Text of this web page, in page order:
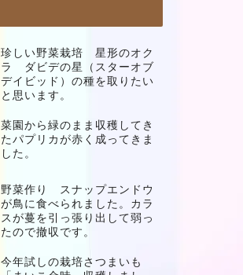
珍しい野菜栽培 星形のオク
ラ ダビデの星（スターオブ
デイビッド）の種を取りたい
と思います。
菜園から緑のまま収穫してき
たパプリカが赤く成ってきま
した。
野菜作り スナップエンドウ
が鳥に食べられました。カラ
スが蔓を引っ張り出して弱っ
たので撤収です。
今年試しの栽培さつまいも